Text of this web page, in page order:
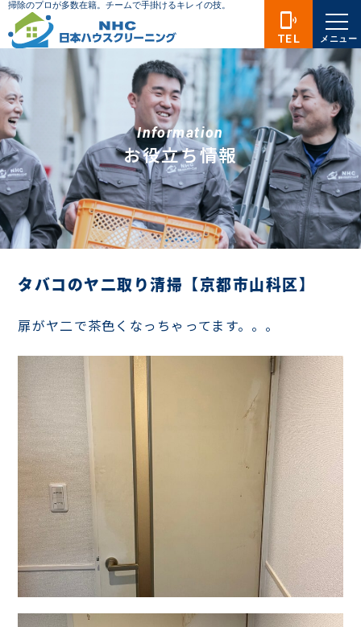
Information
お役立ち情報
タバコのヤ二取り清掃【京都市山科区】
扉がヤ二で茶色くなっちゃってます。。。
phonelink_ring
TEL メニュー